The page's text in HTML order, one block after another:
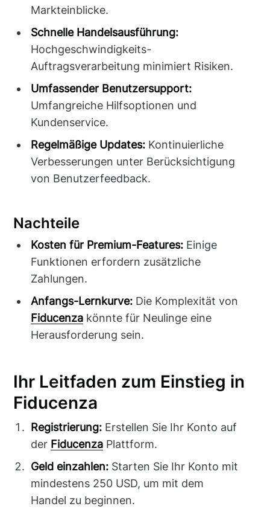
Markteinblicke.
Schnelle Handelsausführung:
Hochgeschwindigkeits-
Auftragsverarbeitung minimiert Risiken.
Umfassender Benutzersupport:
Umfangreiche Hilfsoptionen und
Kundenservice.
Regelmäßige Updates: Kontinuierliche
Verbesserungen unter Berücksichtigung
von Benutzerfeedback.
Nachteile
Kosten für Premium-Features: Einige
Funktionen erfordern zusätzliche
Zahlungen.
Anfangs-Lernkurve: Die Komplexität von
Fiducenza könnte für Neulinge eine
Herausforderung sein.
Ihr Leitfaden zum Einstieg in
Fiducenza
Registrierung: Erstellen Sie Ihr Konto auf
der Fiducenza Plattform.
Geld einzahlen: Starten Sie Ihr Konto mit
mindestens 250 USD, um mit dem
Handel zu beginnen.